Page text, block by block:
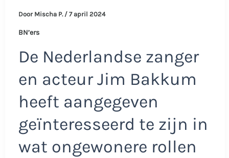
Door Mischa P. / 7 april 2024
BN’ers
De Nederlandse zanger
en acteur Jim Bakkum
heeft aangegeven
geïnteresseerd te zijn in
wat ongewonere rollen